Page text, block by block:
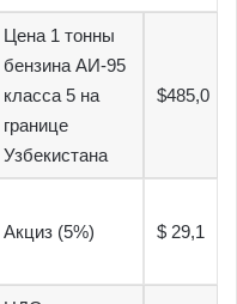
Цена 1 тонны
бензина АИ-95
класса 5 на
границе
Узбекистана
$485,0
Акциз (5%) $ 29,1